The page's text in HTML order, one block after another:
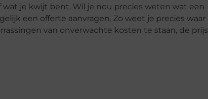
je kwijt bent. Wil je nou precies weten wat een
een offerte aanvragen. Zo weet je precies waar
van onverwachte kosten te staan, de prijs